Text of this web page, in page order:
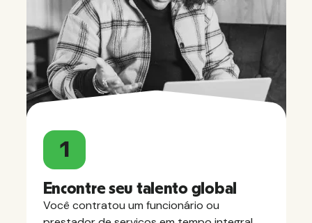
1
Encontre seu talento global
Você contratou um funcionário ou